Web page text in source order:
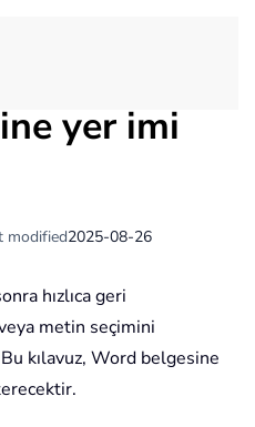
yer imi
modified2025-08-26
hızlıca geri
metin seçimini
kılavuz, Word belgesine